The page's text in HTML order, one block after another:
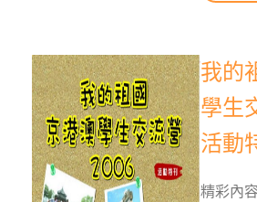
我的
學生
活動
精彩內